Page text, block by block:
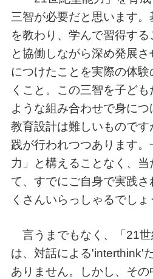
三智が必要だと思います
を教わり、学んで習得す
と協働しながら深め発展
につけたことを実際の体
くこと。この三智を子ど
ような組み合わせで身につ
教育設計は難しいもので
践が行われつつあります
力」と構えることなく、当
て、すでにご自身で実践
くさんいらっしゃるでしょ
言うまでもなく、「21
は、対話による'interthink'
ありません。しかし、そ